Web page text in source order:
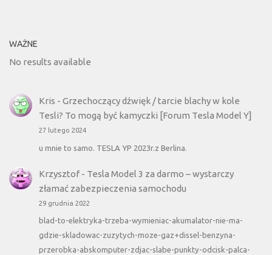
WAŻNE
No results available
Kris - Grzechoczący dźwięk / tarcie blachy w kole
Tesli? To mogą być kamyczki [Forum Tesla Model Y]
27 lutego 2024
u mnie to samo. TESLA YP 2023r.z Berlina.
Krzysztof- Tesla Model 3 za darmo – wystarczy
złamać zabezpieczenia samochodu
29 grudnia 2022
blad-to-elektryka-trzeba-wymieniac-akumalator-nie-ma-
gdzie-skladowac-zuzytych-moze-gaz+dissel-benzyna-
przerobka-abskomputer-zdjac-slabe-punkty-odcisk-palca-